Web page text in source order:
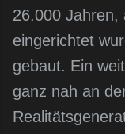
26.000 Jahren,
eingerichtet
gebaut. Ein
ganz nah an